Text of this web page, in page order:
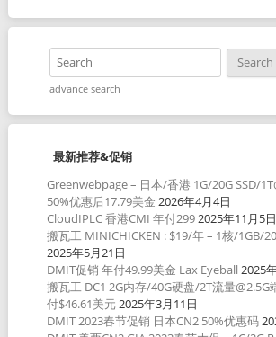
advance search
最新推荐&促销
Greenwebpage – 日本/香港 1G/20G SSD/
50%优惠后17.79美金 2026年4月4日
CloudIPLC 香港CMI 年付2992025年11月5日
搬瓦工 MINICHICKEN : $19/年 – 1核/1GB/
2025年5月21日
DMIT促销 年付49.99美金 Lax Eyeball 2025
搬瓦工 DC1 2G内存/40G硬盘/2T流量@2.5G
付$46.61美元2025年3月11日
DMIT 2023春节促销 日本CN2 50%优惠码